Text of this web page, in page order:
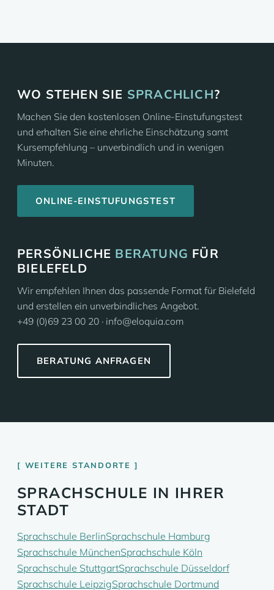
WO STEHEN SIE SPRACHLICH?
Machen Sie den kostenlosen Online-Einstufungstest
und erhalten Sie eine ehrliche Einschätzung samt
Kursempfehlung – unverbindlich und in wenigen
Minuten.
ONLINE-EINSTUFUNGSTEST
PERSÖNLICHE BERATUNG FÜR
BIELEFELD
Wir empfehlen Ihnen das passende Format für Bielefeld
und erstellen ein unverbindliches Angebot.
+49 (0)69 23 00 20 · info@eloquia.com
BERATUNG ANFRAGEN
WEITERE STANDORTE
SPRACHSCHULE IN IHRER
STADT
Sprachschule BerlinSprachschule Hamburg
Sprachschule MünchenSprachschule Köln
Sprachschule StuttgartSprachschule Düsseldorf
Sprachschule LeipzigSprachschule Dortmund